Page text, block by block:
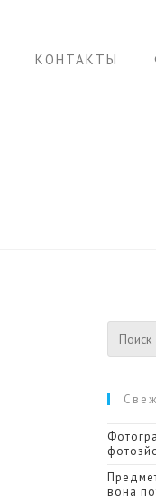
КОНТАКТЫ
вона